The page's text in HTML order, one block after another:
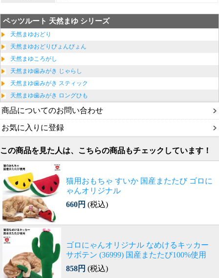
ペッツルート 天然まゆ シリーズ
天然まゆおどり
天然まゆおどりびょんびょん
天然まゆころがし
天然まゆ歯みがき じゃらし
天然まゆ歯みがき スティック
天然まゆ歯みがき ロングひも
商品についてのお問い合わせ
お気に入りに登録
この商品を見た人は、こちらの商品もチェックしています！
猫用おもちゃ すいか 国産またたび ゴロに
ゃんオリジナル
660円 (税込)
ゴロにゃんオリジナル なめけるキッカー
サボテン (36999) 国産またたび100%使用
858円 (税込)